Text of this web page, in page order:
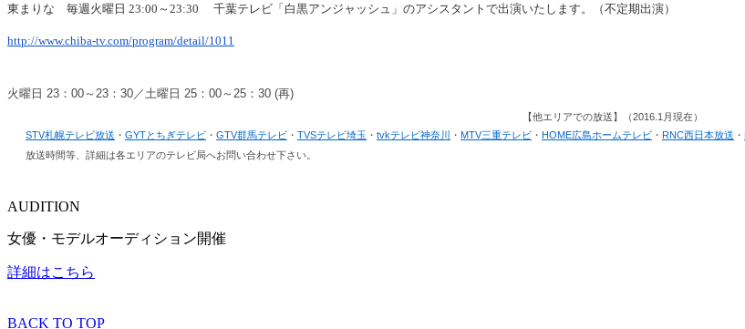
東まりな 毎週火曜日 23:00～23:30 千葉テレビ「白黒アンジャッシュ」のアシスタントで出演いたします。（不定期出演）
http://www.chiba-tv.com/program/detail/1011
火曜日 23：00～23：30／土曜日 25：00～25：30 (再)
【他エリアでの放送】（2016.1月現在）
STV札幌テレビ放送 ・ GYTとちぎテレビ ・ GTV群馬テレビ ・ TVSテレビ埼玉 ・ tvkテレビ神奈川 ・ MTV三重テレビ ・ HOME広島ホームテレビ ・ RNC西日本放送 ・
放送時間等、詳細は各エリアのテレビ局へお問い合わせ下さい。
AUDITION
女優・モデルオーディション開催
詳細はこちら
BACK TO TOP